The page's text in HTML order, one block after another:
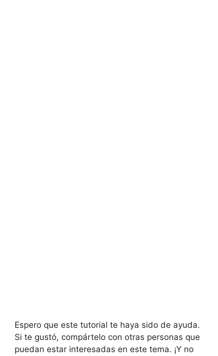
Espero que este tutorial te haya sido de ayuda.
Si te gustó, compártelo con otras personas que
puedan estar interesadas en este tema. ¡Y no